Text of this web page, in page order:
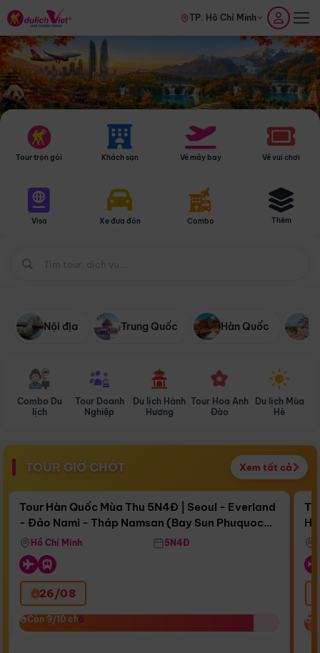
TP. Hồ Chí Minh
Tour trọn gói Khách sạn Vé máy bay Vé vui chơi
Visa Xe đưa đón Combo Thêm
Nội địa Trung Quốc Hàn Quốc
Combo Du
lịch
Tour Doanh
Nghiệp
Du lịch Hành
Hương
Tour Hoa Anh
Đào
Du lịch Mùa
Hè
TOUR GIỜ CHÓT Xem tất cả
Còn15 ngày 12:33:13
Bay Sun Phuquoc Airways
Điểm nổi bật
Tour Hàn Quốc Mùa Thu 5N4Đ | Seoul - Everland
- Đảo Nami - Tháp Namsan (Bay Sun Phuquoc
Airways)
Hồ Chí Minh 5N4Đ
26/08
Còn 9/10 chỗ
Còn 9/10 chỗ